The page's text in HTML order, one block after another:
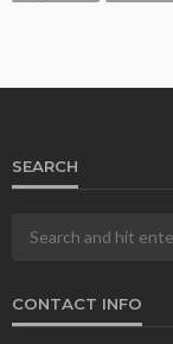
SEARCH
CONTACT INFO